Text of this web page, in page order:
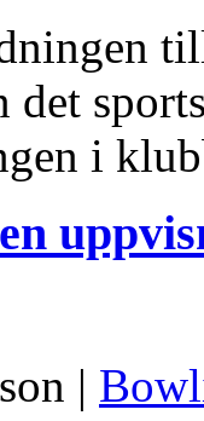
det
i
|